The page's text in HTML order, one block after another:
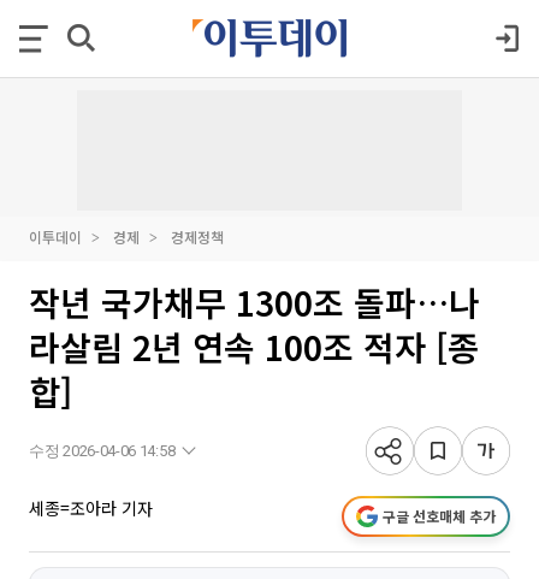
이투데이 경제 경제정책
작년 국가채무 1300조 돌파…나
라살림 2년 연속 100조 적자 [종
합]
수정 2026-04-06 14:58
세종=조아라 기자 구글 선호매체 추가